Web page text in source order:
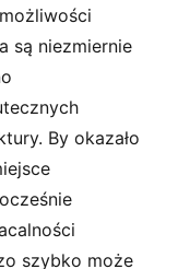
są niezmiernie
By okazało
szybko może